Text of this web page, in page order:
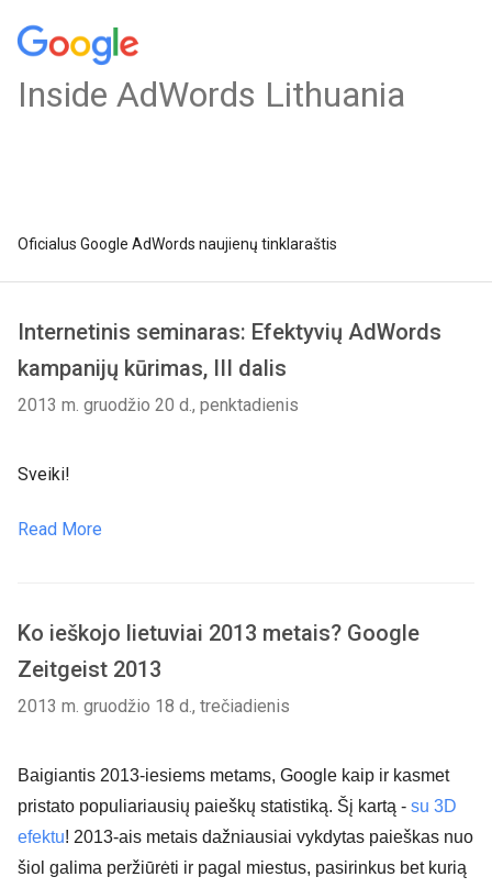
Inside AdWords Lithuania
Oficialus Google AdWords naujienų tinklaraštis
Internetinis seminaras: Efektyvių AdWords
kampanijų kūrimas, III dalis
2013 m. gruodžio 20 d., penktadienis
Sveiki!
Read More
Ko ieškojo lietuviai 2013 metais? Google
Zeitgeist 2013
2013 m. gruodžio 18 d., trečiadienis
Baigiantis 2013-iesiems metams, Google kaip ir kasmet
pristato populiariausių paieškų statistiką. Šį kartą - su 3D
efektu! 2013-ais metais dažniausiai vykdytas paieškas nuo
šiol galima peržiūrėti ir pagal miestus, pasirinkus bet kurią